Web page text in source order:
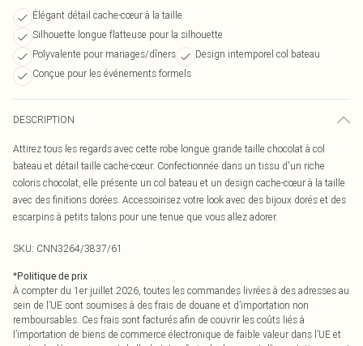
Élégant détail cache-cœur à la taille
Silhouette longue flatteuse pour la silhouette
Polyvalente pour mariages/dîners
Design intemporel col bateau
Conçue pour les événements formels
DESCRIPTION
Attirez tous les regards avec cette robe longue grande taille chocolat à col
bateau et détail taille cache-cœur. Confectionnée dans un tissu d'un riche
coloris chocolat, elle présente un col bateau et un design cache-cœur à la taille
avec des finitions dorées. Accessoirisez votre look avec des bijoux dorés et des
escarpins à petits talons pour une tenue que vous allez adorer.
SKU: CNN3264/3837/61
*Politique de prix
À compter du 1er juillet 2026, toutes les commandes livrées à des adresses au
sein de l’UE sont soumises à des frais de douane et d’importation non
remboursables. Ces frais sont facturés afin de couvrir les coûts liés à
l’importation de biens de commerce électronique de faible valeur dans l’UE et